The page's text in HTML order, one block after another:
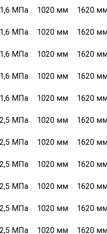
1,6 МПа 1020 мм
1620
1,6 МПа 1020 мм
1620
1,6 МПа 1020 мм
1620
1,6 МПа 1020 мм
1620
1,6 МПа 1020 мм
1620
2,5 МПа 1020 мм
1620
2,5 МПа 1020 мм
1620
2,5 МПа 1020 мм
1620
2,5 МПа 1020 мм
1620
2,5 МПа 1020 мм
1620
2,5 МПа 1020 мм 1620